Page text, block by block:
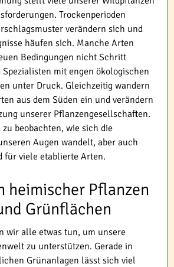
Trockenperioden
verändern sich und
häufen sich. Manche Arten
Bedingungen nicht Schritt
mit engen ökologischen
unter Druck. Gleichzeitig wandern
aus dem Süden ein und verändern
unserer Pflanzengesellschaften.
beobachten, wie sich die
Augen wandelt, aber auch
für viele etablierte Arten.
heimischer Pflanzen
Grünflächen
wir alle etwas tun, um unsere
zu unterstützen. Gerade in
Grünanlagen lässt sich viel